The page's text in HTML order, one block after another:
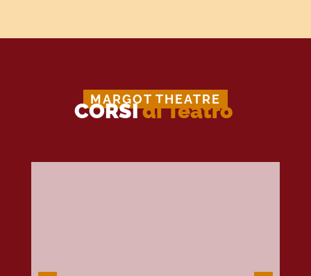
MARGOT THEATRE
CORSIdi Teatro